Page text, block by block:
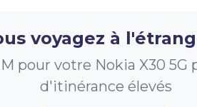
voyagez à
pour votre Nokia X30 5G
d'itinérance élevés